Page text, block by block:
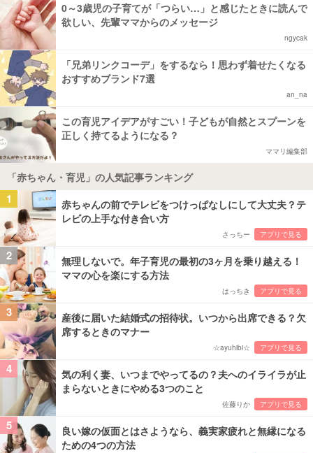
0～3歳児の子育てが「つらい…」と感じたときに読んで
欲しい、先輩ママからのメッセージ
ngycak
「兄弟リンクコーデ」をするなら！思わず着せたくなる
おすすめブランド7選
an_na
この育児アイデアがすごい！子どもが自然とスプーンを
正しく持てるようになる？
ママリ編集部
「赤ちゃん・育児」の人気記事ランキング
1
赤ちゃんの前でテレビをつけっぱなしにして大丈夫？テ
レビの上手な付き合い方
さっちー アプリで見る
2
無理しないで。年子育児の最初の3ヶ月を乗り越える！
ママの心を楽にする方法
はっちき アプリで見る
3
産後に届いた結婚式の招待状。いつから出席できる？欠
席するときのマナー
☆ayuhibi☆ アプリで見る
4
気の利く妻、いつまでやってるの？夫へのイライラが止
まらないときにやめる3つのこと
佐藤りか アプリで見る
5
良い嫁の仮面とはさようなら、義実家疲れと無縁になる
ための4つの方法